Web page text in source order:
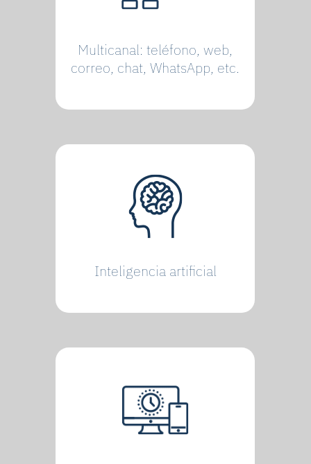
Multicanal: teléfono, web,
correo, chat, WhatsApp, etc.
Inteligencia artificial